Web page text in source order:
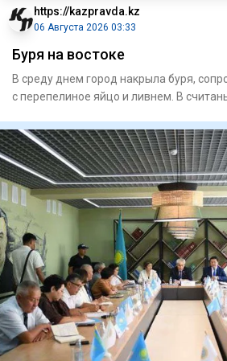
https://kazpravda.kz
06 Августа 2026 03:33
Буря на востоке
В среду днем город накрыла буря,
с перепелиное яйцо и ливнем. В